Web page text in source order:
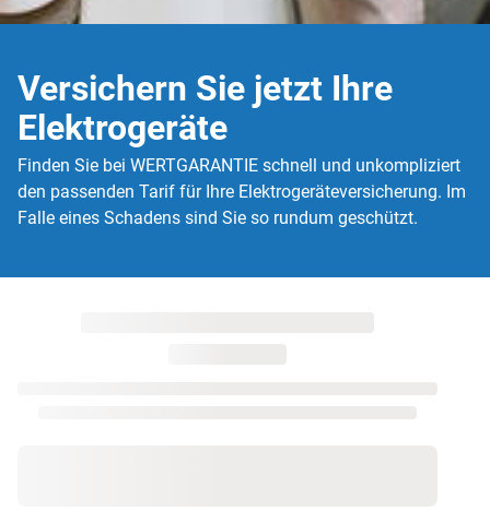
Versichern Sie jetzt Ihre
Elektrogeräte
Finden Sie bei WERTGARANTIE schnell und unkompliziert
den passenden Tarif für Ihre Elektrogeräteversicherung. Im
Falle eines Schadens sind Sie so rundum geschützt.